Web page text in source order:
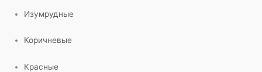
Изумрудные
Коричневые
Красные